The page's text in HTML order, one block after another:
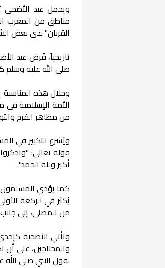
ويحمل عيد الأضحى
مناطق من المغرب
القربان" لدى بعض
تاريخياً، فُرض عيد
صلى الله عليه وسلم
وخلال هذه المناسبة
الأمة الإسلامية في
من مظاهر الفرح
ويُشرع التكبير في
قوله تعالى: "واذكروا
أكبر ولله الحمد".
كما يؤدي المسلمون
يُكبّر في الركعة
من المصلى، إلى
وتأتي الأضحية
والمحتاجين، على أن
لقول النبي صلى